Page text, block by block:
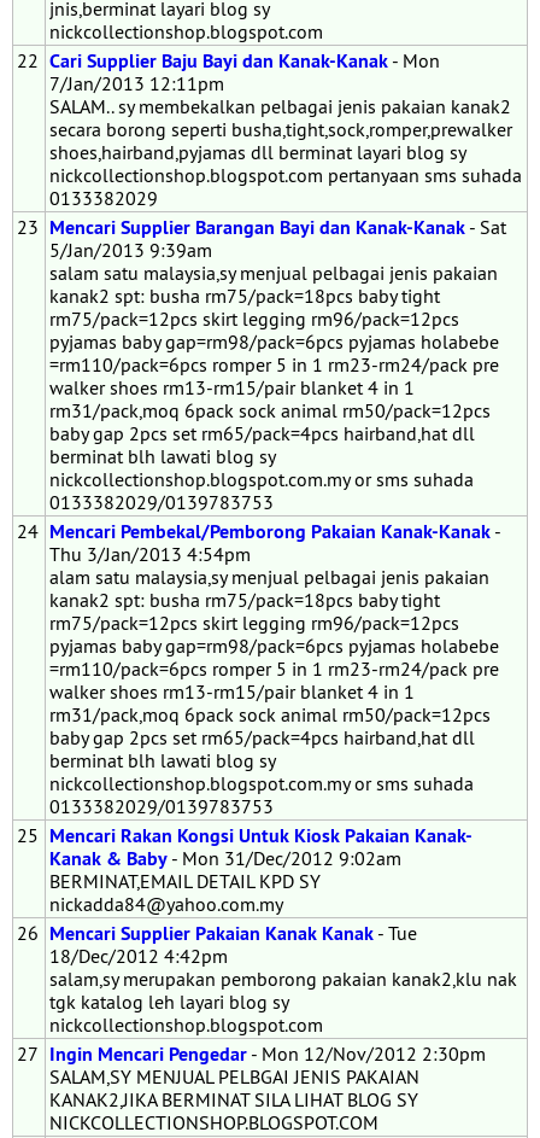
jnis,berminat layari blog sy
nickcollectionshop.blogspot.com
22 Cari Supplier Baju Bayi dan Kanak-Kanak - Mon
7/Jan/2013 12:11pm
SALAM.. sy membekalkan pelbagai jenis pakaian kanak2
secara borong seperti busha,tight,sock,romper,prewalker
shoes,hairband,pyjamas dll berminat layari blog sy
nickcollectionshop.blogspot.com pertanyaan sms suhada
0133382029
23 Mencari Supplier Barangan Bayi dan Kanak-Kanak - Sat
5/Jan/2013 9:39am
salam satu malaysia,sy menjual pelbagai jenis pakaian
kanak2 spt: busha rm75/pack=18pcs baby tight
rm75/pack=12pcs skirt legging rm96/pack=12pcs
pyjamas baby gap=rm98/pack=6pcs pyjamas holabebe
=rm110/pack=6pcs romper 5 in 1 rm23-rm24/pack pre
walker shoes rm13-rm15/pair blanket 4 in 1
rm31/pack,moq 6pack sock animal rm50/pack=12pcs
baby gap 2pcs set rm65/pack=4pcs hairband,hat dll
berminat blh lawati blog sy
nickcollectionshop.blogspot.com.my or sms suhada
0133382029/0139783753
24 Mencari Pembekal/Pemborong Pakaian Kanak-Kanak -
Thu 3/Jan/2013 4:54pm
alam satu malaysia,sy menjual pelbagai jenis pakaian
kanak2 spt: busha rm75/pack=18pcs baby tight
rm75/pack=12pcs skirt legging rm96/pack=12pcs
pyjamas baby gap=rm98/pack=6pcs pyjamas holabebe
=rm110/pack=6pcs romper 5 in 1 rm23-rm24/pack pre
walker shoes rm13-rm15/pair blanket 4 in 1
rm31/pack,moq 6pack sock animal rm50/pack=12pcs
baby gap 2pcs set rm65/pack=4pcs hairband,hat dll
berminat blh lawati blog sy
nickcollectionshop.blogspot.com.my or sms suhada
0133382029/0139783753
25 Mencari Rakan Kongsi Untuk Kiosk Pakaian Kanak-
Kanak & Baby - Mon 31/Dec/2012 9:02am
BERMINAT,EMAIL DETAIL KPD SY
nickadda84@yahoo.com.my
26 Mencari Supplier Pakaian Kanak Kanak - Tue
18/Dec/2012 4:42pm
salam,sy merupakan pemborong pakaian kanak2,klu nak
tgk katalog leh layari blog sy
nickcollectionshop.blogspot.com
27 Ingin Mencari Pengedar - Mon 12/Nov/2012 2:30pm
SALAM,SY MENJUAL PELBGAI JENIS PAKAIAN
KANAK2,JIKA BERMINAT SILA LIHAT BLOG SY
NICKCOLLECTIONSHOP.BLOGSPOT.COM